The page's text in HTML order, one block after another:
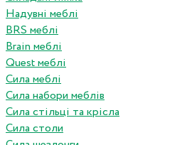
Надувні меблі
BRS меблі
Brain меблі
Quest меблі
Сила меблі
Сила набори меблів
Сила стільці та крісла
Сила столи